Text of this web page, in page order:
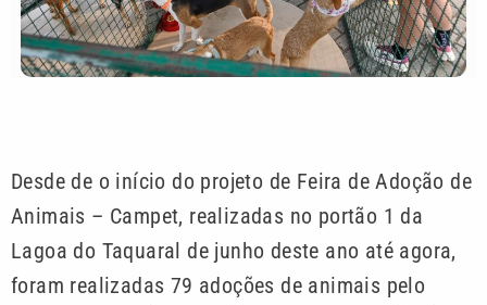
Desde de o início do projeto de Feira de Adoção de
Animais – Campet, realizadas no portão 1 da
Lagoa do Taquaral de junho deste ano até agora,
foram realizadas 79 adoções de animais pelo